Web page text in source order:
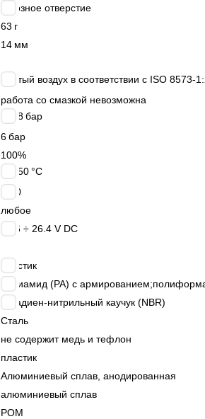
сквозное отверстие
63 г
14 мм
сжатый воздух в соответствии с ISO 8573-
работа со смазкой невозможна
2 ÷ 8бар
6бар
100%
0 ÷ 50 °C
IP40
любое
21.6 ÷ 26.4 V DC
пластик
полиамид (PA) с
бутадиен-нитрильный каучук (NBR)
Сталь
не содержит медь и тефлон
пластик
Алюминиевый сплав, анодированная
алюминиевый сплав
POM